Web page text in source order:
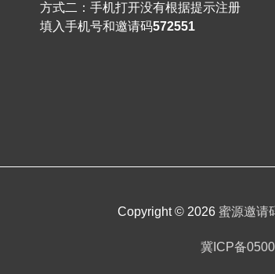
方式二：手机打开没有根据提示注册
填入手机号和邀请码572551
Copyright © 2026 蜜源邀请
冀ICP备